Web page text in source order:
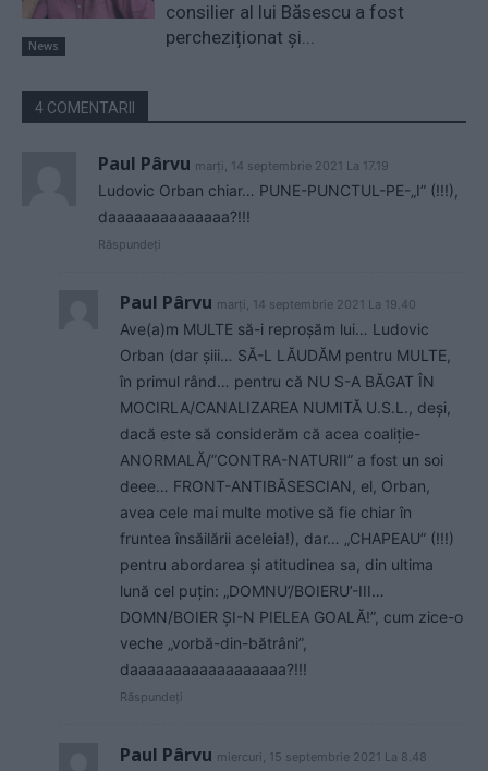
News
consilier al lui Băsescu a fost
percheziționat și...
4 COMENTARII
Paul Pârvu marți, 14 septembrie 2021 La 17.19
Ludovic Orban chiar… PUNE-PUNCTUL-PE-„I” (!!!),
daaaaaaaaaaaaaa?!!!
Răspundeți
Paul Pârvu marți, 14 septembrie 2021 La 19.40
Ave(a)m MULTE să-i reproșăm lui… Ludovic
Orban (dar șiii… SĂ-L LĂUDĂM pentru MULTE,
în primul rând… pentru că NU S-A BĂGAT ÎN
MOCIRLA/CANALIZAREA NUMITĂ U.S.L., deși,
dacă este să considerăm că acea coaliție-
ANORMALĂ/”CONTRA-NATURII” a fost un soi
deee… FRONT-ANTIBĂSESCIAN, el, Orban,
avea cele mai multe motive să fie chiar în
fruntea însăilării aceleia!), dar… „CHAPEAU” (!!!)
pentru abordarea și atitudinea sa, din ultima
lună cel puțin: „DOMNU’/BOIERU’-III…
DOMN/BOIER ȘI-N PIELEA GOALĂ!”, cum zice-o
veche „vorbă-din-bătrâni”,
daaaaaaaaaaaaaaaaaa?!!!
Răspundeți
Paul Pârvu miercuri, 15 septembrie 2021 La 8.48